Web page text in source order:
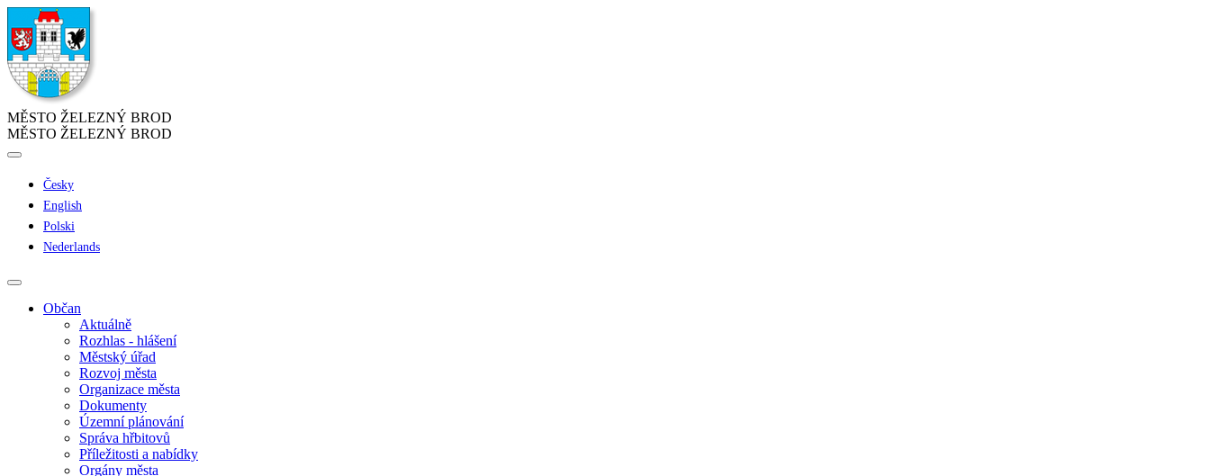
MĚSTO ŽELEZNÝ BROD
MĚSTO ŽELEZNÝ BROD
Česky
English
Polski
Nederlands
Občan
Aktuálně
Rozhlas - hlášení
Městský úřad
Rozvoj města
Organizace města
Dokumenty
Územní plánování
Správa hřbitovů
Příležitosti a nabídky
Orgány města